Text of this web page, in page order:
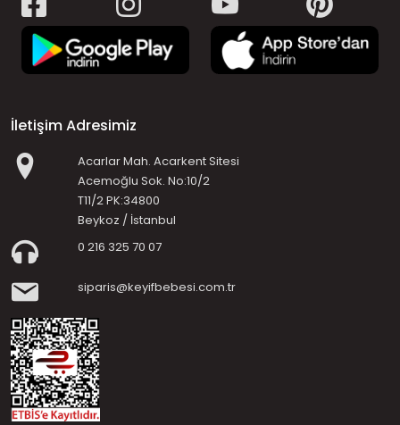
İletişim Adresimiz
Acarlar Mah. Acarkent Sitesi
Acemoğlu Sok. No:10/2
T11/2 PK:34800
Beykoz / İstanbul
0 216 325 70 07
siparis@keyifbebesi.com.tr